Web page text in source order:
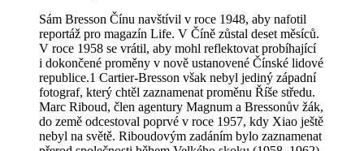
Sám Bresson Čínu navštívil v roce 1948, aby nafotil
reportáž pro magazín Life. V Číně zůstal deset měsíců.
V roce 1958 se vrátil, aby mohl reflektovat probíhající
i dokončené proměny v nově ustanovené Čínské lidové
republice.1 Cartier-Bresson však nebyl jediný západní
fotograf, který chtěl zaznamenat proměnu Říše středu.
Marc Riboud, člen agentury Magnum a Bressonův žák,
do země odcestoval poprvé v roce 1957, kdy Xiao ještě
nebyl na světě. Riboudovým zadáním bylo zaznamenat